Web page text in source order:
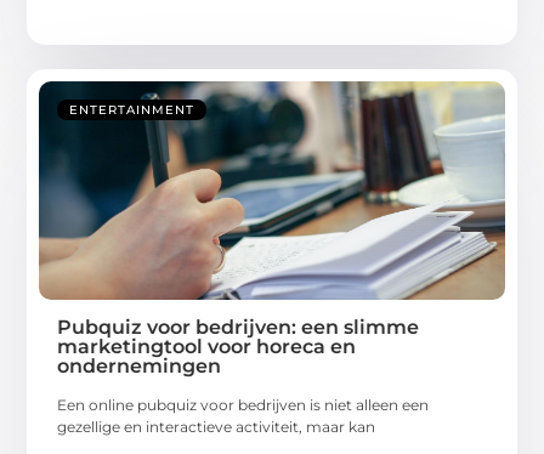
ENTERTAINMENT
Pubquiz voor bedrijven: een slimme
marketingtool voor horeca en
ondernemingen
Een online pubquiz voor bedrijven is niet alleen een
gezellige en interactieve activiteit, maar kan